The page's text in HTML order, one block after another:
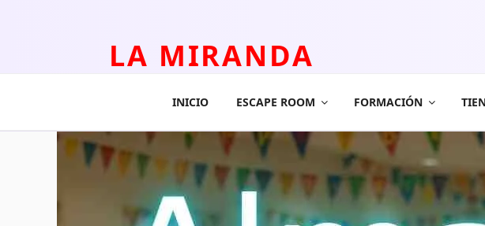
LA MIRANDA
INICIO ESCAPE ROOM FORMACIÓN